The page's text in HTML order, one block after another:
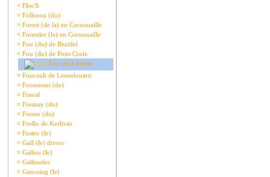
¤ Floc'h
¤ Follezou (du)
¤ Forest (de la) en Cornouaille
¤ Forestier (le) en Cornouaille
¤ Fou (du) de Bezidel
¤ Fou (du) de Pont-Croix
Fou (du) divers
¤ Foucault de Lesoulouarn
¤ Fouesnant (de)
¤ Fraval
¤ Fresnay (du)
¤ Fresne (du)
¤ Frollo de Kerlivio
¤ Fustec (le)
¤ Gall (le) divers
¤ Gallou (le)
¤ Galloudec
¤ Gascoing (le)